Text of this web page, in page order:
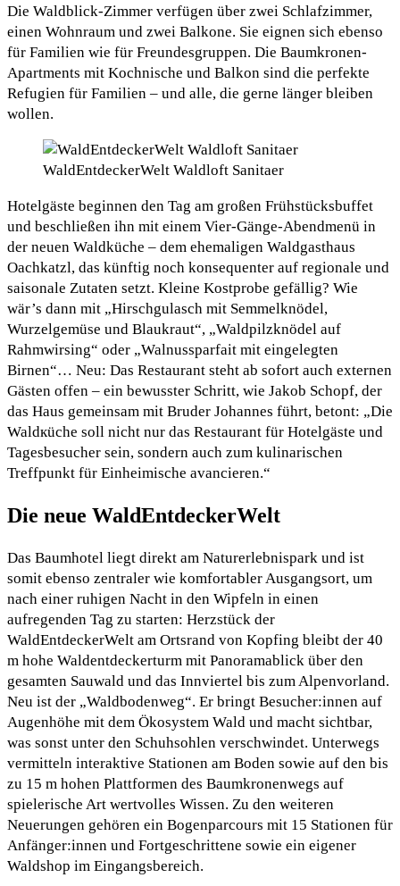
Die Waldblick-Zimmer verfügen über zwei Schlafzimmer,
einen Wohnraum und zwei Balkone. Sie eignen sich ebenso
für Familien wie für Freundesgruppen. Die Baumkronen-
Apartments mit Kochnische und Balkon sind die perfekte
Refugien für Familien – und alle, die gerne länger bleiben
wollen.
WaldEntdeckerWelt Waldloft Sanitaer
Hotelgäste beginnen den Tag am großen Frühstücksbuffet
und beschließen ihn mit einem Vier-Gänge-Abendmenü in
der neuen Waldküche – dem ehemaligen Waldgasthaus
Oachkatzl, das künftig noch konsequenter auf regionale und
saisonale Zutaten setzt. Kleine Kostprobe gefällig? Wie
wär’s dann mit „Hirschgulasch mit Semmelknödel,
Wurzelgemüse und Blaukraut“, „Waldpilzknödel auf
Rahmwirsing“ oder „Walnussparfait mit eingelegten
Birnen“… Neu: Das Restaurant steht ab sofort auch externen
Gästen offen – ein bewusster Schritt, wie Jakob Schopf, der
das Haus gemeinsam mit Bruder Johannes führt, betont: „Die
Waldкüche soll nicht nur das Restaurant für Hotelgäste und
Tagesbesucher sein, sondern auch zum kulinarischen
Treffpunkt für Einheimische avancieren.“
Die neue WaldEntdeckerWelt
Das Baumhotel liegt direkt am Naturerlebnispark und ist
somit ebenso zentraler wie komfortabler Ausgangsort, um
nach einer ruhigen Nacht in den Wipfeln in einen
aufregenden Tag zu starten: Herzstück der
WaldEntdeckerWelt am Ortsrand von Kopfing bleibt der 40
m hohe Waldentdeckerturm mit Panoramablick über den
gesamten Sauwald und das Innviertel bis zum Alpenvorland.
Neu ist der „Waldbodenweg“. Er bringt Besucher:innen auf
Augenhöhe mit dem Ökosystem Wald und macht sichtbar,
was sonst unter den Schuhsohlen verschwindet. Unterwegs
vermitteln interaktive Stationen am Boden sowie auf den bis
zu 15 m hohen Plattformen des Baumkronenwegs auf
spielerische Art wertvolles Wissen. Zu den weiteren
Neuerungen gehören ein Bogenparcours mit 15 Stationen für
Anfänger:innen und Fortgeschrittene sowie ein eigener
Waldshop im Eingangsbereich.